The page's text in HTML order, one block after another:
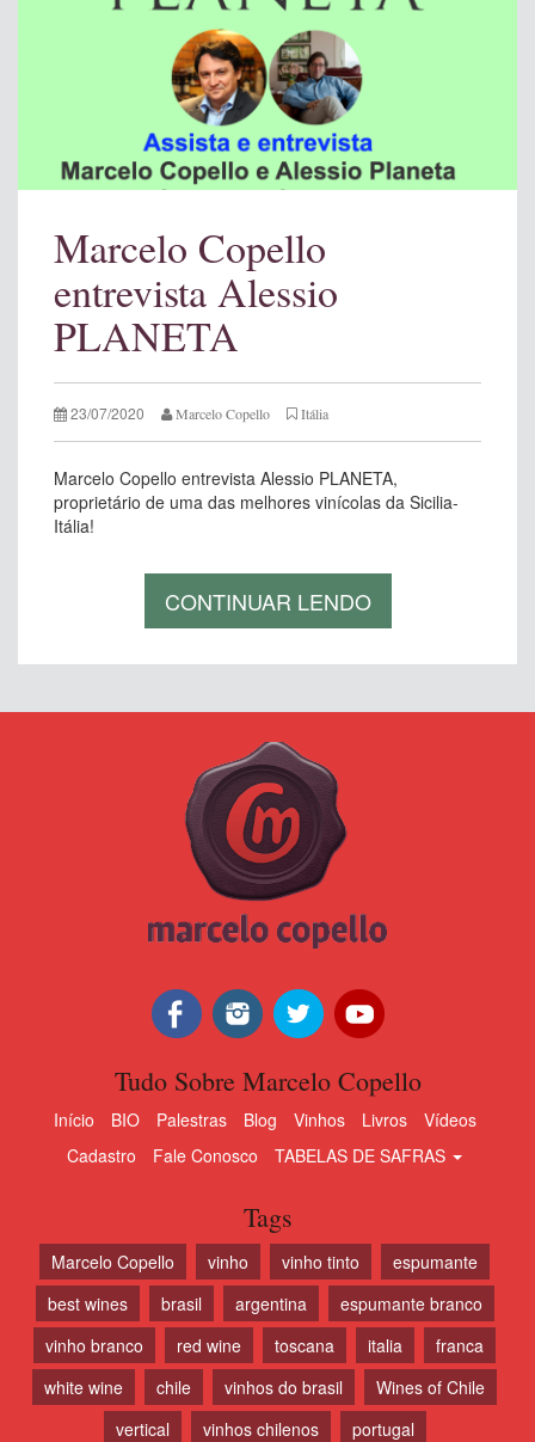
Marcelo Copello
entrevista Alessio
PLANETA
23/07/2020 Marcelo Copello Itália
Marcelo Copello entrevista Alessio PLANETA,
proprietário de uma das melhores vinícolas da Sicilia-
Itália!
CONTINUAR LENDO
Tudo Sobre Marcelo Copello
Início BIO Palestras Blog Vinhos Livros
Vídeos
Cadastro
Fale Conosco TABELAS DE SAFRAS
Tags
Marcelo Copello vinho vinho tinto
espumante
best wines
brasil argentina
espumante branco
vinho branco
red wine toscana italia
franca
white wine
chile vinhos do brasil
Wines of Chile
vertical
vinhos chilenos portugal